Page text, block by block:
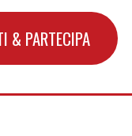
& PARTECIPA